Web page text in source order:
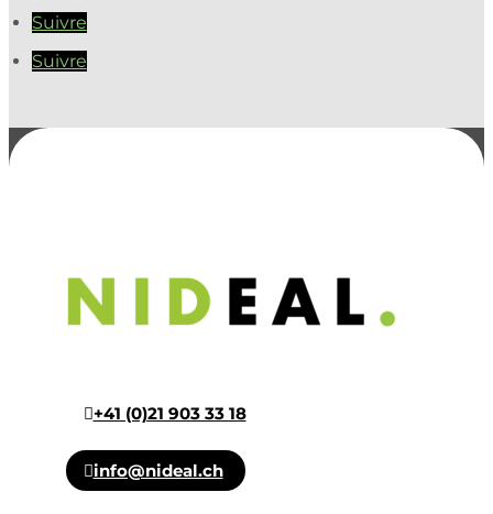
Suivre
Suivre
+41 (0)21 903 33 18
info@nideal.ch